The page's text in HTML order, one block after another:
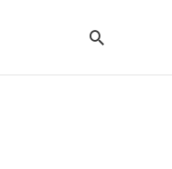
Cari